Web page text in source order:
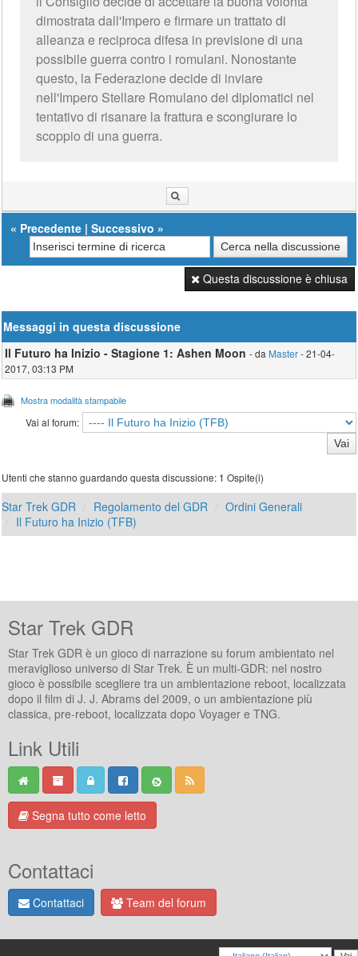
dimostrata dall'Impero e firmare un trattato di
alleanza e reciproca difesa in previsione di una
possibile guerra contro i romulani. Nonostante
questo, la Federazione decide di inviare
nell'Impero Stellare Romulano dei diplomatici nel
tentativo di risanare la frattura e scongiurare lo
scoppio di una guerra.
« Precedente |Successivo »
Questa discussione è chiusa
Messaggi in questa discussione
Il Futuro ha Inizio - Stagione 1: Ashen Moon - da Master- 21-04-
2017, 03:13 PM
Mostra modalità stampabile
Vai al forum:
Utenti che stanno guardando questa discussione: 1 Ospite(i)
Star Trek GDR Regolamento del GDR
Ordini Generali
Il Futuro ha Inizio (TFB)
Star Trek GDR
Star Trek GDR è un gioco di narrazione su forum ambientato nel
meraviglioso universo di Star Trek. È un multi-GDR: nel nostro
gioco è possibile scegliere tra un ambientazione reboot, localizzata
dopo il film di J. J. Abrams del 2009, o un ambientazione più
classica, pre-reboot, localizzata dopo Voyager e TNG.
Link Utili
Segna tutto come letto
Contattaci
Contattaci Team del forum